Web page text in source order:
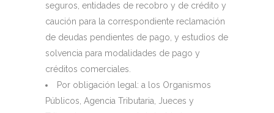
seguros, entidades de recobro y de crédito y
caución para la correspondiente reclamación
de deudas pendientes de pago, y estudios de
solvencia para modalidades de pago y
créditos comerciales.
Por obligación legal: a los Organismos
Públicos, Agencia Tributaria, Jueces y